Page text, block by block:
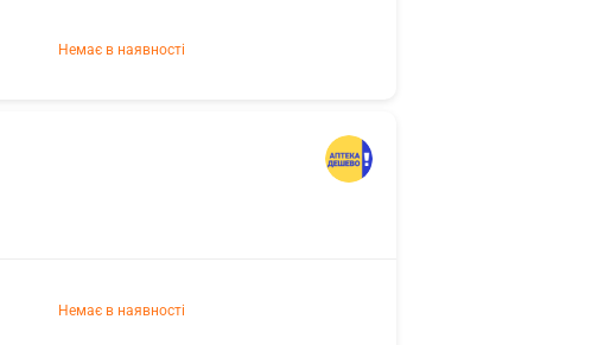
Немає в наявності
Немає в наявності